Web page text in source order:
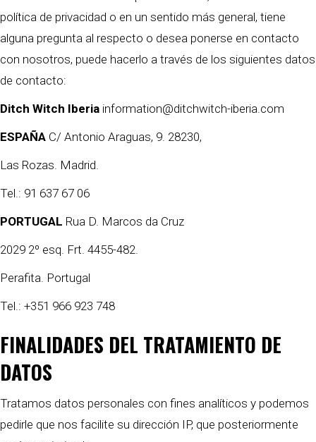
política de privacidad o en un sentido más general, tiene
alguna pregunta al respecto o desea ponerse en contacto
con nosotros, puede hacerlo a través de los siguientes datos
de contacto:
Ditch Witch Iberia information@ditchwitch-iberia.com
ESPAÑA C/ Antonio Araguas, 9. 28230,
Las Rozas. Madrid.
Tel.: 91 637 67 06
PORTUGAL Rua D. Marcos da Cruz
2029 2º esq. Frt. 4455-482.
Perafita. Portugal
Tel.: +351 966 923 748
FINALIDADES DEL TRATAMIENTO DE
DATOS
Tratamos datos personales con fines analíticos y podemos
pedirle que nos facilite su dirección IP, que posteriormente